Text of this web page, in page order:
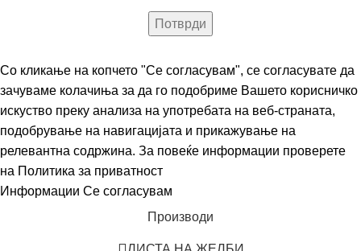
Со кликање на копчето "Се согласувам", се согласувате да
зачуваме колачиња за да го подобриме Вашето корисничко
искуство преку анализа на употребата на веб-страната,
подобрување на навигацијата и прикажување на
релевантна содржина. За повеќе информации проверете
на Политика за приватност
Информации Се согласувам
Производи